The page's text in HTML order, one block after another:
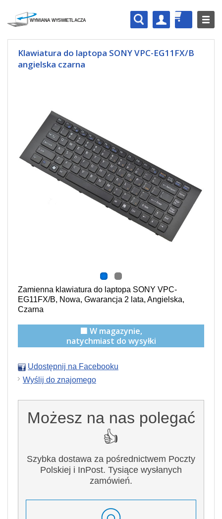
Klawiatura do laptopa SONY VPC-EG11FX/B
angielska czarna
Zamienna klawiatura do laptopa SONY VPC-
EG11FX/B, Nowa, Gwarancja 2 lata, Angielska,
Czarna
🟩 W magazynie,
natychmiast do wysyłki
Udostępnij na Facebooku
Wyślij do znajomego
Możesz na nas polegać
👍
Szybka dostawa za pośrednictwem Poczty
Polskiej i InPost. Tysiące wysłanych
zamówień.